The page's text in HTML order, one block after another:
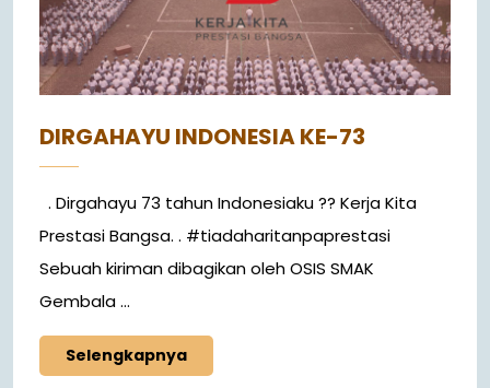
DIRGAHAYU INDONESIA KE-73
. Dirgahayu 73 tahun Indonesiaku ?? Kerja Kita
Prestasi Bangsa. . #tiadaharitanpaprestasi
Sebuah kiriman dibagikan oleh OSIS SMAK
Gembala ...
Selengkapnya